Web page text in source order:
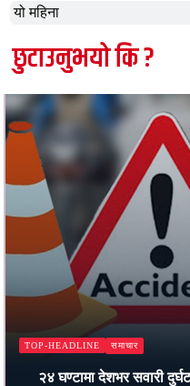
यो महिना
छुटाउनुभयो कि ?
TOP-HEADLINE समाचार
कालीकोटमा
तीन